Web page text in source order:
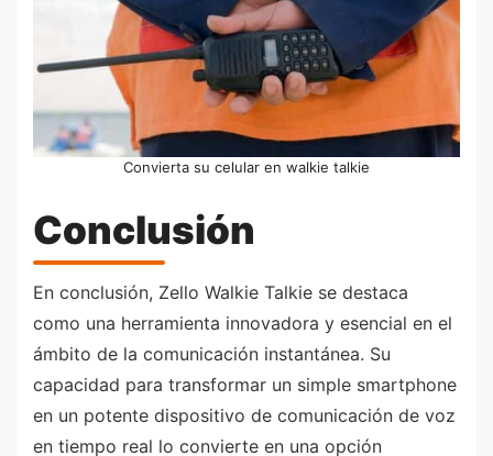
Convierta su celular en walkie talkie
Conclusión
En conclusión, Zello Walkie Talkie se destaca
como una herramienta innovadora y esencial en el
ámbito de la comunicación instantánea. Su
capacidad para transformar un simple smartphone
en un potente dispositivo de comunicación de voz
en tiempo real lo convierte en una opción